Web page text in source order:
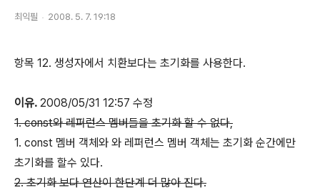
최익필 2008. 5. 7. 19:18
항목 12. 생성자에서 치환보다는 초기화를 사용한다.
이유. 2008/05/31 12:57 수정
1. const와 레퍼런스 멤버들을 초기화 할 수 없다,
1. const 멤버 객체와 와 레퍼런스 멤버 객체는 초기화 순간에만
초기화를 할수 있다.
2. 초기화 보다 연산이 한단계 더 많아 진다.